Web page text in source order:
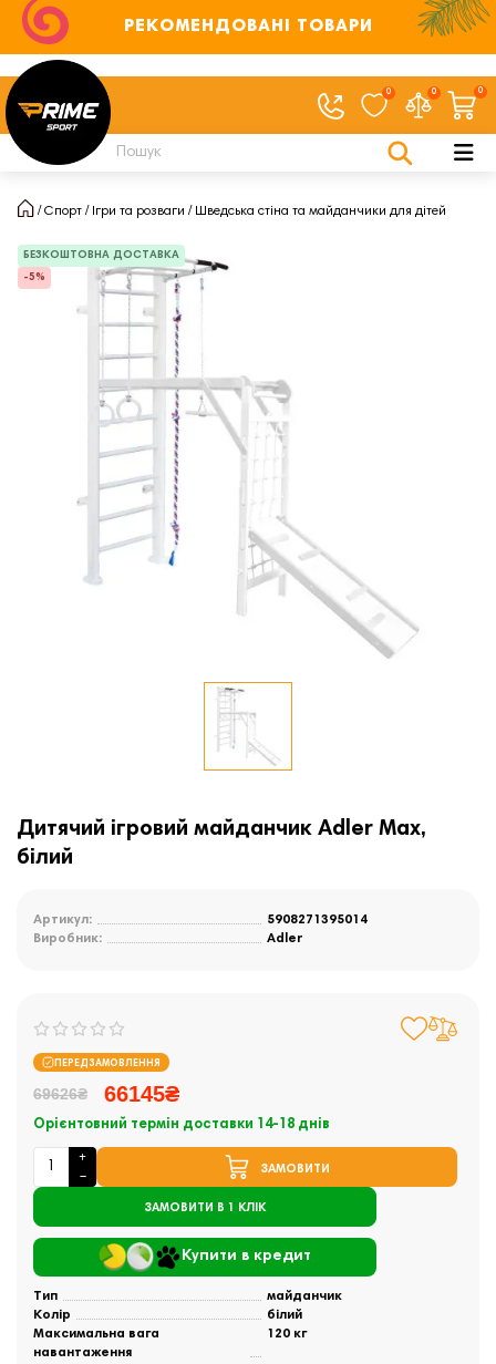
РЕКОМЕНДОВАНІ ТОВАРИ
0 0 0
Спорт Ігри та розваги Шведська стіна та майданчики для дітей
БЕЗКОШТОВНА ДОСТАВКА
-5%
Дитячий ігровий майданчик Adler Max,
білий
Артикул:
5908271395014
Виробник:
Adler
ПЕРЕДЗАМОВЛЕННЯ
69626₴ 66145₴
Орієнтовний термін доставки 14-18 днів
ЗАМОВИТИ
ЗАМОВИТИ В 1 КЛІК
Купити в кредит
Тип
майданчик
Колір
білий
Максимальна вага
навантаження
120 кг